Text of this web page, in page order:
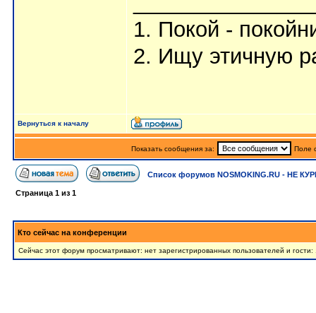
1. Покой -
2. Ищу этичную
Вернуться к началу
Показать сообщения за: Поле
Список форумов NOSMOKING.RU - НЕ
Страница 1 из 1
Кто сейчас на конференции
Сейчас этот форум просматривают: нет зарегистрированных пользователей и гости: